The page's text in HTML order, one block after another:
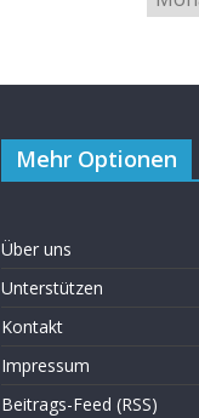
Mehr Optionen
Über uns
Unterstützen
Kontakt
Impressum
Beitrags-Feed (RSS)